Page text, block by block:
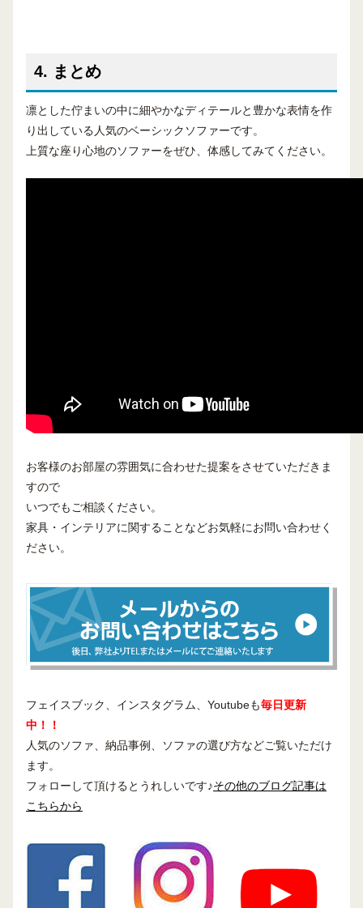
4. まとめ
凛とした佇まいの中に細やかなディテールと豊かな表情を作
り出している人気のベーシックソファーです。
上質な座り心地のソファーをぜひ、体感してみてください。
お客様のお部屋の雰囲気に合わせた提案をさせていただきま
すので
いつでもご相談ください。
家具・インテリアに関することなどお気軽にお問い合わせく
ださい。
フェイスブック、インスタグラム、Youtubeも毎日更新
中！！
人気のソファ、納品事例、ソファの選び方などご覧いただけ
ます。
フォローして頂けるとうれしいです♪その他のブログ記事は
こちらから